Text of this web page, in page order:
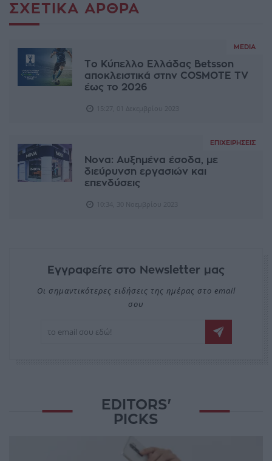
ΣΧΕΤΙΚΆ ΆΡΘΡΑ
MEDIA
Το Κύπελλο Ελλάδας Betsson
αποκλειστικά στην COSMOTE TV
έως το 2026
ΕΠΙΧΕΙΡΉΣΕΙΣ
Nova: Αυξημένα έσοδα, με
διεύρυνση εργασιών και
επενδύσεις
Εγγραφείτε στο Newsletter μας
Οι σημαντικότερες ειδήσεις της ημέρας στο email
σου
EDITORS'
PICKS